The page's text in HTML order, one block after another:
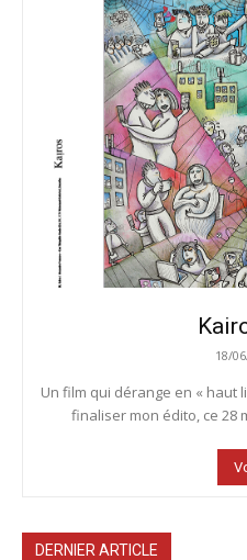
18/
Un film qui dérange en « haut
finaliser mon édito, ce 28
DERNIER ARTICLE